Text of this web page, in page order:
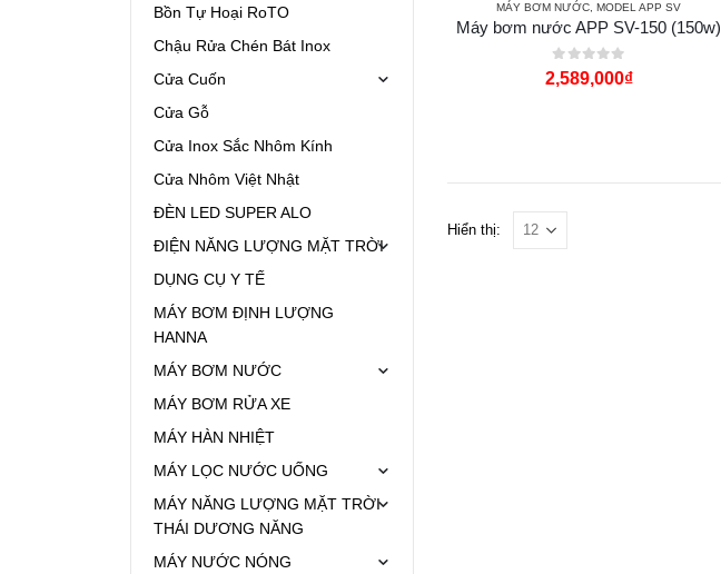
MÁY BƠM NƯỚC ,MODEL APP SV
Máy bơm nước APP SV-150 (150w)
0 out of 5
2,589,000₫
Hiển thị:
Bồn Tự Hoại RoTO
Chậu Rửa Chén Bát Inox
Cửa Cuốn
Cửa Gỗ
Cửa Inox Sắc Nhôm Kính
Cửa Nhôm Việt Nhật
ĐÈN LED SUPER ALO
ĐIỆN NĂNG LƯỢNG MẶT TRỜI
DỤNG CỤ Y TẾ
MÁY BƠM ĐỊNH LƯỢNG
HANNA
MÁY BƠM NƯỚC
MÁY BƠM RỬA XE
MÁY HÀN NHIỆT
MÁY LỌC NƯỚC UỐNG
MÁY NĂNG LƯỢNG MẶT TRỜI
THÁI DƯƠNG NĂNG
MÁY NƯỚC NÓNG